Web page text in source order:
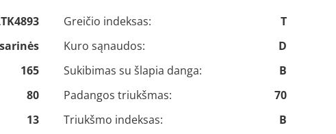
165
80
13
Greičio indeksas:
T
Kuro sąnaudos:
D
Sukibimas su šlapia danga:
B
Padangos triukšmas:
70
Triukšmo indeksas:
B